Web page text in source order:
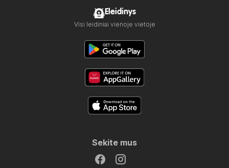
Eleidinys
Visi leidiniai vienoje vietoje
Sekite mus